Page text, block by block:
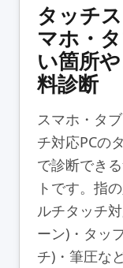
タッチ
マホ・
い箇所
料診断
スマホ・タ
チ対応PCの
で診断でき
トです。指
ルチタッチ
ーン)・タッ
チ)・筆圧な